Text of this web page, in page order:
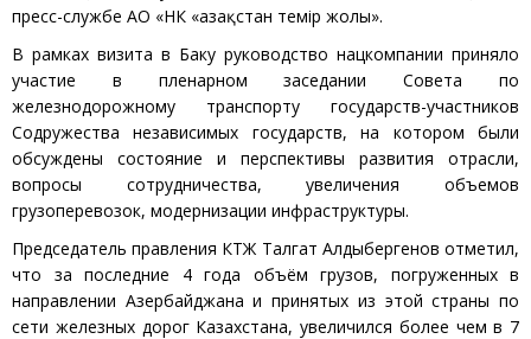
пресс-службе АО «НК «Қазақстан темір жолы».
В рамках визита в Баку руководство нацкомпании приняло
участие в пленарном заседании Совета по
железнодорожному транспорту государств-участников
Содружества независимых государств, на котором были
обсуждены состояние и перспективы развития отрасли,
вопросы сотрудничества, увеличения объемов
грузоперевозок, модернизации инфраструктуры.
Председатель правления КТЖ Талгат Алдыбергенов отметил,
что за последние 4 года объём грузов, погруженных в
направлении Азербайджана и принятых из этой страны по
сети железных дорог Казахстана, увеличился более чем в 7